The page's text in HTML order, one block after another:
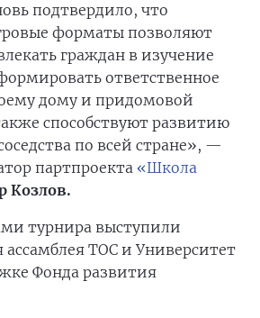
подтвердило, что
форматы позволяют
граждан в изучение
ответственное
дому и придомовой
способствуют развитию
по всей стране», —
партпроекта «Школа
Козлов.
турнира выступили
ассамблея ТОС и Университет
Фонда развития